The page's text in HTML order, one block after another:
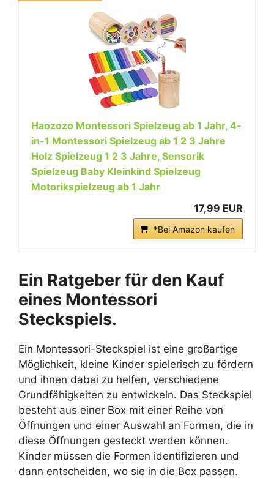
Haozozo Montessori Spielzeug ab 1 Jahr, 4-
in-1 Montessori Spielzeug ab 1 2 3 Jahre
Holz Spielzeug 1 2 3 Jahre, Sensorik
Spielzeug Baby Kleinkind Spielzeug
Motorikspielzeug ab 1 Jahr
17,99 EUR
*Bei Amazon kaufen
Ein Ratgeber für den Kauf
eines Montessori
Steckspiels.
Ein Montessori-Steckspiel ist eine großartige
Möglichkeit, kleine Kinder spielerisch zu fördern
und ihnen dabei zu helfen, verschiedene
Grundfähigkeiten zu entwickeln. Das Steckspiel
besteht aus einer Box mit einer Reihe von
Öffnungen und einer Auswahl an Formen, die in
diese Öffnungen gesteckt werden können.
Kinder müssen die Formen identifizieren und
dann entscheiden, wo sie in die Box passen.